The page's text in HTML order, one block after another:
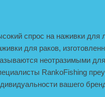
спрос на наживки для
для раков,
неотразимыми
RankoFishing
вашего